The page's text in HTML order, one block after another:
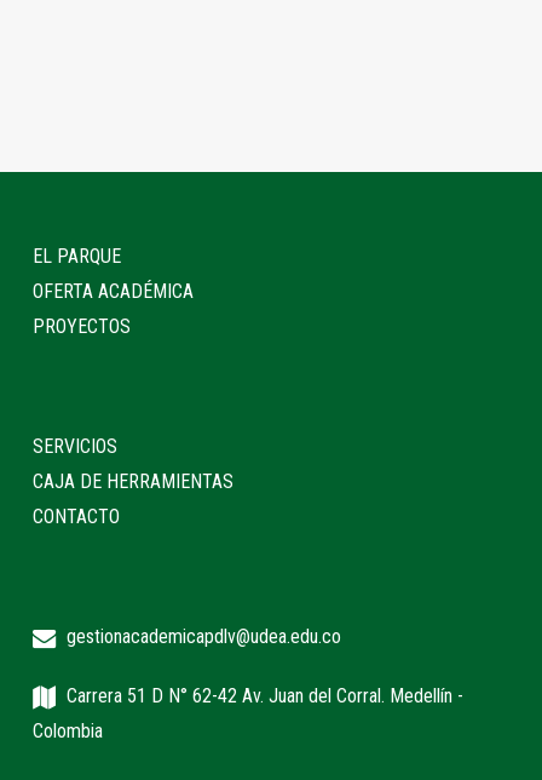
EL PARQUE
OFERTA ACADÉMICA
PROYECTOS
SERVICIOS
CAJA DE HERRAMIENTAS
CONTACTO
gestionacademicapdlv@udea.edu.co
Carrera 51 D N° 62-42 Av. Juan del Corral. Medellín -
Colombia